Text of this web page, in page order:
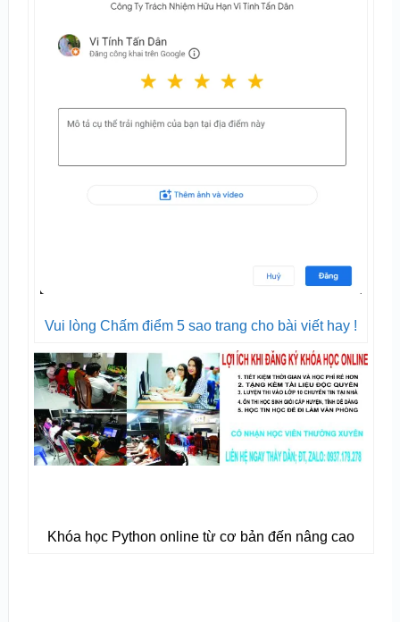
Vui lòng Chấm điểm 5 sao trang cho bài viết hay !
Khóa học Python online từ cơ bản đến nâng cao